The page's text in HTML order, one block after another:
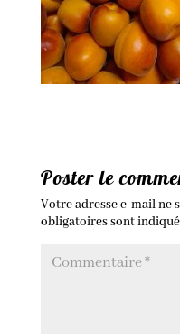
Poster le
Votre adresse e-mail ne
obligatoires sont